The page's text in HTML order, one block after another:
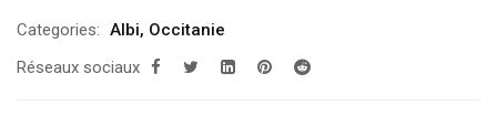
Categories: Albi, Occitanie
Réseaux sociaux